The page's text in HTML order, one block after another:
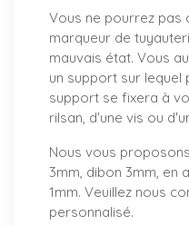
Vous ne pourrez pas
marqueur de
mauvais état. Vous
un support sur lequel
support se fixera à
rilsan, d'une vis ou
Nous vous proposons
3mm, dibon 3mm, en
1mm. Veuillez nous
personnalisé.